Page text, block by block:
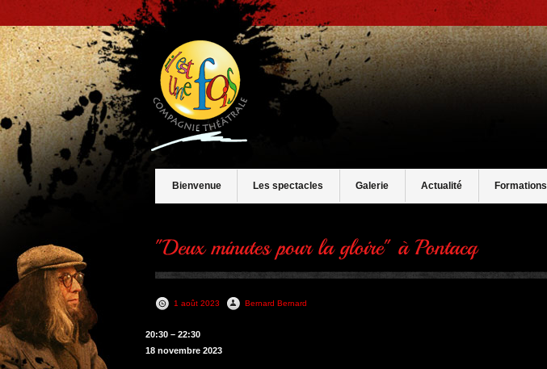
Bienvenue Les spectacles Galerie Actualité Formations
1 août 2023 Bernard Bernard
20:30 – 22:30
18 novembre 2023